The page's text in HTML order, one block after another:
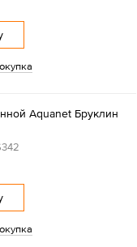
Aquanet Бруклин